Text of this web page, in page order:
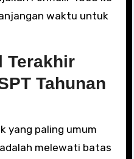
waktu untuk
Terakhir
Tahunan
yang paling umum
melewati batas